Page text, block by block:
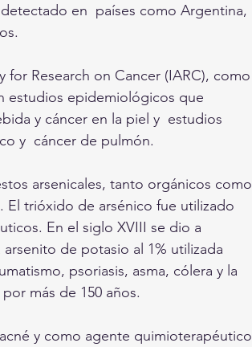
en  países como Argentina,
Research on Cancer (IARC), como
estudios epidemiológicos que
y cáncer en la piel y  estudios
y  cáncer de pulmón.
arsenicales, tanto orgánicos como
trióxido de arsénico fue utilizado
En el siglo XVIII se dio a
de potasio al 1% utilizada
psoriasis, asma, cólera y la
más de 150 años.
y como agente quimioterapéutico